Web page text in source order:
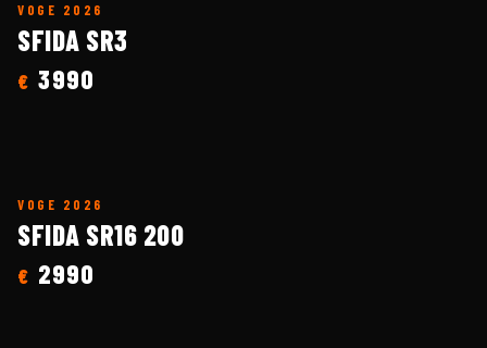
VOGE 2026
SFIDA SR3
€ 3990
VOGE 2026
SFIDA SR16 200
€ 2990